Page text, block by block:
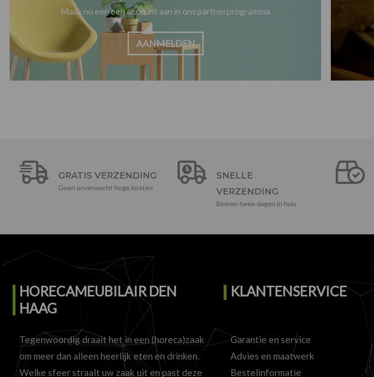
Maak nu een een account aan in ons partnerprogramma
AANMELDEN
GRATIS VERZENDING
Geen onverwacht hoge kosten
SNELLE
VERZENDING
Binnen twee dagen in huis
HORECAMEUBILAIR DEN
HAAG
Tegenwoordig draait het in een (horeca)zaak
om meer dan alleen heerlijk eten en drinken.
Welke sfeer straalt uw zaak uit en past deze
KLANTENSERVICE
Garantie en service
Advies en maatwerk
Bestelinformatie